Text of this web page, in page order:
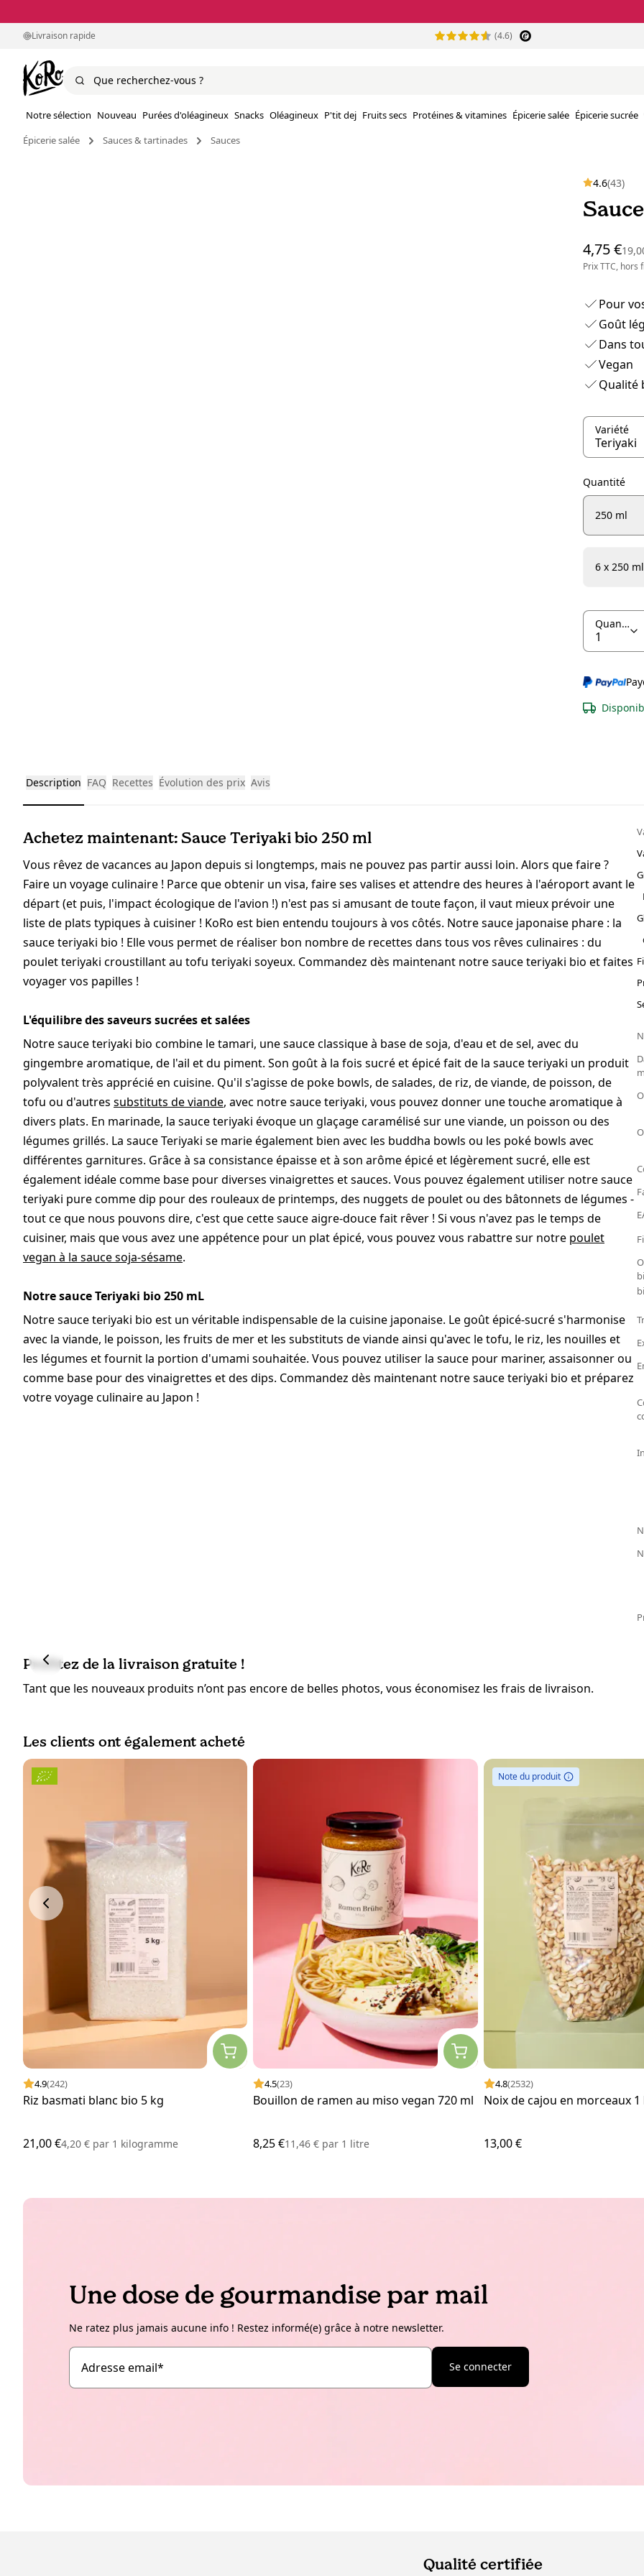
Livraison rapide (4.6)
Notre sélection Nouveau Purées d'oléagineux Snacks Oléagineux P'tit dej Fruits secs Protéines & vitamines Épicerie salée Épicerie sucrée
Épicerie salée
Sauces & tartinades Sauces
4.6(43)
4,75 €
Prix TTC, hors
Pour
Goût
Dans
Vegan
Qualité
Variété
Quantité
250 ml
6 x 250 ml
Quantité
Description FAQ Recettes Évolution des prix Avis
Achetez maintenant: Sauce Teriyaki bio 250 ml
Vous rêvez de vacances au Japon depuis si longtemps, mais ne pouvez pas partir aussi loin. Alors que faire ?
Faire un voyage culinaire ! Parce que obtenir un visa, faire ses valises et attendre des heures à l'aéroport avant le
départ (et puis, l'impact écologique de l'avion !) n'est pas si amusant de toute façon, il vaut mieux prévoir une
liste de plats typiques à cuisiner ! KoRo est bien entendu toujours à vos côtés. Notre sauce japonaise phare : la
sauce teriyaki bio ! Elle vous permet de réaliser bon nombre de recettes dans tous vos rêves culinaires : du
poulet teriyaki croustillant au tofu teriyaki soyeux. Commandez dès maintenant notre sauce teriyaki bio et faites
voyager vos papilles !
L'équilibre des saveurs sucrées et salées
Notre sauce teriyaki bio combine le tamari, une sauce classique à base de soja, d'eau et de sel, avec du
gingembre aromatique, de l'ail et du piment. Son goût à la fois sucré et épicé fait de la sauce teriyaki un produit
polyvalent très apprécié en cuisine. Qu'il s'agisse de poke bowls, de salades, de riz, de viande, de poisson, de
tofu ou d'autres substituts de viande, avec notre sauce teriyaki, vous pouvez donner une touche aromatique à
divers plats. En marinade, la sauce teriyaki évoque un glaçage caramélisé sur une viande, un poisson ou des
légumes grillés. La sauce Teriyaki se marie également bien avec les buddha bowls ou les poké bowls avec
différentes garnitures. Grâce à sa consistance épaisse et à son arôme épicé et légèrement sucré, elle est
également idéale comme base pour diverses vinaigrettes et sauces. Vous pouvez également utiliser notre sauce
teriyaki pure comme dip pour des rouleaux de printemps, des nuggets de poulet ou des bâtonnets de légumes -
tout ce que nous pouvons dire, c'est que cette sauce aigre-douce fait rêver ! Si vous n'avez pas le temps de
cuisiner, mais que vous avez une appétence pour un plat épicé, vous pouvez vous rabattre sur notre poulet
vegan à la sauce soja-sésame.
Notre sauce Teriyaki bio 250 mL
Notre sauce teriyaki bio est un véritable indispensable de la cuisine japonaise. Le goût épicé-sucré s'harmonise
avec la viande, le poisson, les fruits de mer et les substituts de viande ainsi qu'avec le tofu, le riz, les nouilles et
les légumes et fournit la portion d'umami souhaitée. Vous pouvez utiliser la sauce pour mariner, assaisonner ou
comme base pour des vinaigrettes et des dips. Commandez dès maintenant notre sauce teriyaki bio et préparez
votre voyage culinaire au Japon !
Profitez de la livraison gratuite !
Tant que les nouveaux produits n’ont pas encore de belles photos, vous économisez les frais de livraison.
Les clients ont également acheté
4.9(242)
Riz basmati blanc bio 5 kg
21,00 €4,20 € par 1 kilogramme
4.5(23)
Bouillon de ramen au miso vegan 720 ml
8,25 €11,46 € par 1 litre
Note du produit
4.8(2532)
Noix de cajou en morceaux 1
13,00 €
Une dose de gourmandise par mail
Ne ratez plus jamais aucune info ! Restez informé(e) grâce à notre newsletter.
Adresse email* Se connecter
Qualité certifiée